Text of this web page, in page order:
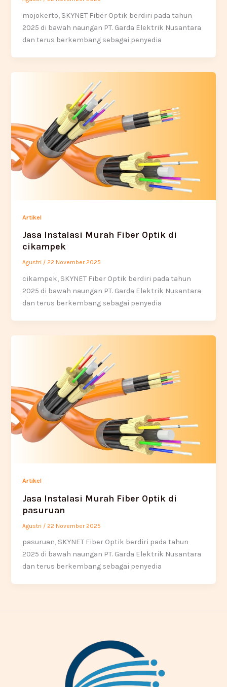
mojokerto, SKYNET Fiber Optik berdiri pada tahun
2025 di bawah naungan PT. Garda Elektrik Nusantara
dan terus berkembang sebagai penyedia
Artikel
Jasa Instalasi Murah Fiber Optik di
cikampek
Agustri / 22 November 2025
cikampek, SKYNET Fiber Optik berdiri pada tahun
2025 di bawah naungan PT. Garda Elektrik Nusantara
dan terus berkembang sebagai penyedia
Artikel
Jasa Instalasi Murah Fiber Optik di
pasuruan
Agustri / 22 November 2025
pasuruan, SKYNET Fiber Optik berdiri pada tahun
2025 di bawah naungan PT. Garda Elektrik Nusantara
dan terus berkembang sebagai penyedia